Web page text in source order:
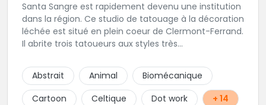
Santa Sangre est rapidement devenu une institution
dans la région. Ce studio de tatouage à la décoration
léchée est situé en plein coeur de Clermont-Ferrand.
Il abrite trois tatoueurs aux styles très
la créativité. Le studio est installé en duplex, laissant
à chacun sa part d'intimité. Une superbe adresse en
Auvergne.
Abstrait Animal
Biomécanique
Cartoon
Celtique Dot work + 14